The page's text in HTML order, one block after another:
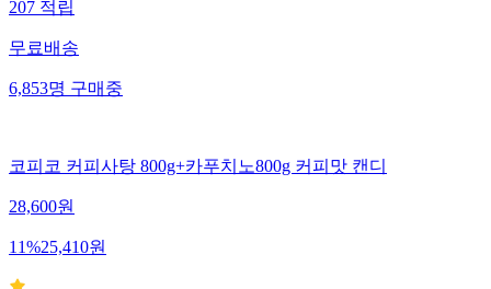
207적립
무료배송
6,853명구매중
코피코 커피사탕 800g+카푸치노800g 커피맛 캔디
28,600원
11%25,410원